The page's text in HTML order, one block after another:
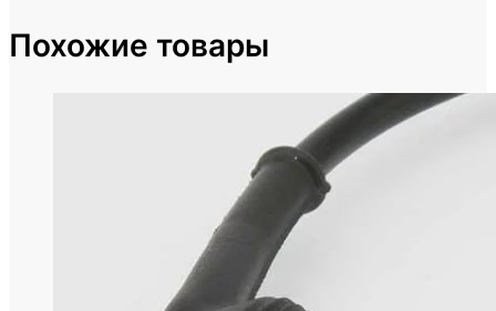
Похожие товары